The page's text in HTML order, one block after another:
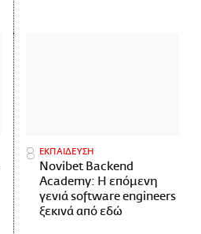
ΕΚΠΑΙΔΕΥΣΗ
Novibet Backend
Academy: Η επόμενη
γενιά software engineers
ξεκινά από εδώ